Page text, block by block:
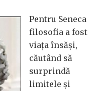
Pentru Seneca
filosofia a fost
viața însăși,
căutând să
surprindă
limitele și